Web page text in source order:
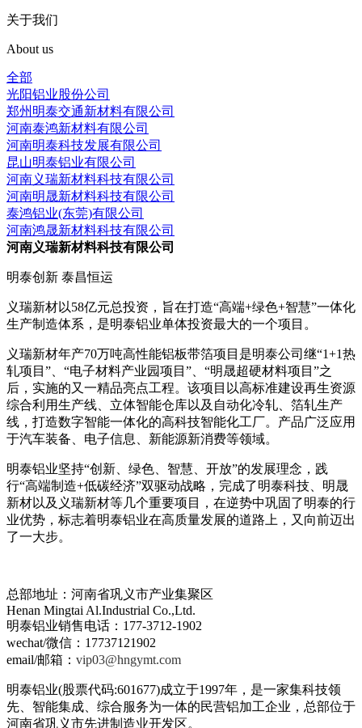
关于我们
About us
全部
光阳铝业股份公司
郑州明泰交通新材料有限公司
河南泰鸿新材料有限公司
河南明泰科技发展有限公司
昆山明泰铝业有限公司
河南义瑞新材料科技有限公司
河南明晟新材料科技有限公司
泰鸿铝业(东莞)有限公司
河南鸿晟新材料科技有限公司
河南义瑞新材料科技有限公司
明泰创新 泰昌恒运
义瑞新材以58亿元总投资，旨在打造“高端+绿色+智慧”一体化
生产制造体系，是明泰铝业单体投资最大的一个项目。
义瑞新材年产70万吨高性能铝板带箔项目是明泰公司继“1+1热
轧项目”、“电子材料产业园项目”、“明晟超硬材料项目”之
后，实施的又一精品亮点工程。该项目以高标准建设再生资源
综合利用生产线、立体智能仓库以及自动化冷轧、箔轧生产
线，打造数字智能一体化的高科技智能化工厂。产品广泛应用
于汽车装备、电子信息、新能源新消费等领域。
明泰铝业坚持“创新、绿色、智慧、开放”的发展理念，践
行“高端制造+低碳经济”双驱动战略，完成了明泰科技、明晟
新材以及义瑞新材等几个重要项目，在逆势中巩固了明泰的行
业优势，标志着明泰铝业在高质量发展的道路上，又向前迈出
了一大步。
总部地址：河南省巩义市产业集聚区
Henan Mingtai Al.Industrial Co.,Ltd.
明泰铝业销售电话：177-3712-1902
wechat/微信：17737121902
email/邮箱： vip03@hngymt.com
明泰铝业(股票代码:601677)成立于1997年，是一家集科技领
先、智能集成、综合服务为一体的民营铝加工企业，总部位于
河南省巩义市先进制造业开发区。